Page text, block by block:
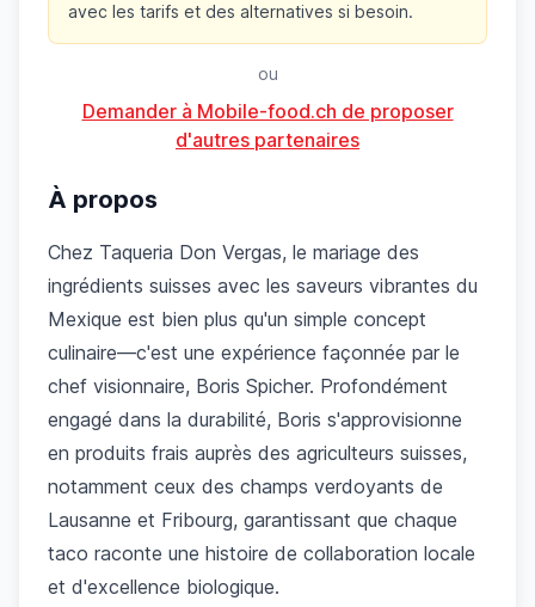
avec les tarifs et des alternatives si besoin.
ou
Demander à Mobile-food.ch de proposer
d'autres partenaires
À propos
Chez Taqueria Don Vergas, le mariage des
ingrédients suisses avec les saveurs vibrantes du
Mexique est bien plus qu'un simple concept
culinaire—c'est une expérience façonnée par le
chef visionnaire, Boris Spicher. Profondément
engagé dans la durabilité, Boris s'approvisionne
en produits frais auprès des agriculteurs suisses,
notamment ceux des champs verdoyants de
Lausanne et Fribourg, garantissant que chaque
taco raconte une histoire de collaboration locale
et d'excellence biologique.